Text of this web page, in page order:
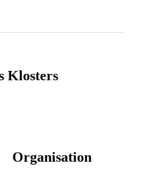
Klosters
Organisation